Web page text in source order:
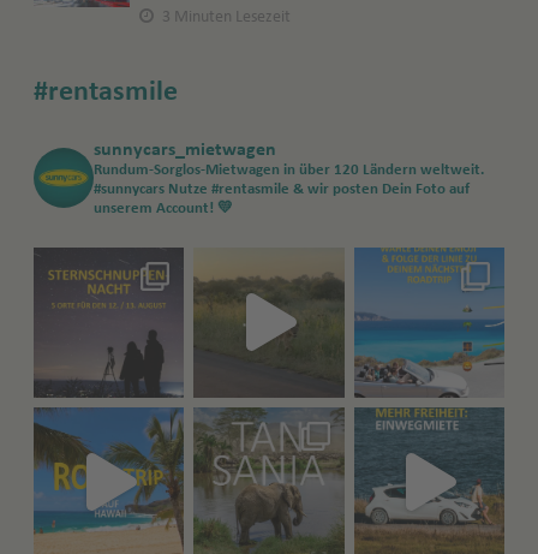
3 Minuten Lesezeit
#rentasmile
sunnycars_mietwagen
Rundum-Sorglos-Mietwagen in über 120 Ländern weltweit.
#sunnycars Nutze #rentasmile & wir posten Dein Foto auf
unserem Account! 💛